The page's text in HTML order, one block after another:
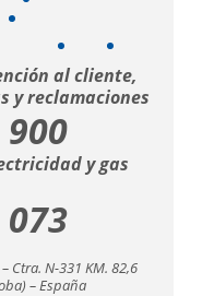
al cliente,
y reclamaciones
y gas
Ctra. N-331 KM. 82,6
– España